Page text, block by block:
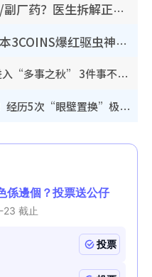
网传公立医院改用内地/副厂药？医生拆解正副厂分别，揭4类人换药随时出事
怕虫人士夏季救星！日本3COINS爆红驱虫神器$45起 1招“全程免触碰”轻松搞定小强
立秋2026｜8月7日立秋进入“多事之秋” 3件事不可做！专家教6招开运 清杂物／钱包纳气接好运
台风白海豚料周日袭浙江！经历5次“眼壁置换”极罕见 成登陆内地最长途台风